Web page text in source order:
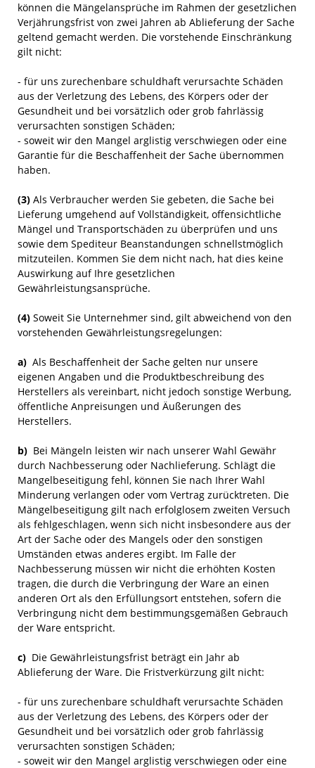
können die Mängelansprüche im Rahmen der gesetzlichen
Verjährungsfrist von zwei Jahren ab Ablieferung der Sache
geltend gemacht werden. Die vorstehende Einschränkung
gilt nicht:
- für uns zurechenbare schuldhaft verursachte Schäden
aus der Verletzung des Lebens, des Körpers oder der
Gesundheit und bei vorsätzlich oder grob fahrlässig
verursachten sonstigen Schäden;
- soweit wir den Mangel arglistig verschwiegen oder eine
Garantie für die Beschaffenheit der Sache übernommen
haben.
(3) Als Verbraucher werden Sie gebeten, die Sache bei
Lieferung umgehend auf Vollständigkeit, offensichtliche
Mängel und Transportschäden zu überprüfen und uns
sowie dem Spediteur Beanstandungen schnellstmöglich
mitzuteilen. Kommen Sie dem nicht nach, hat dies keine
Auswirkung auf Ihre gesetzlichen
Gewährleistungsansprüche.
(4) Soweit Sie Unternehmer sind, gilt abweichend von den
vorstehenden Gewährleistungsregelungen:
a) Als Beschaffenheit der Sache gelten nur unsere
eigenen Angaben und die Produktbeschreibung des
Herstellers als vereinbart, nicht jedoch sonstige Werbung,
öffentliche Anpreisungen und Äußerungen des
Herstellers.
b) Bei Mängeln leisten wir nach unserer Wahl Gewähr
durch Nachbesserung oder Nachlieferung. Schlägt die
Mangelbeseitigung fehl, können Sie nach Ihrer Wahl
Minderung verlangen oder vom Vertrag zurücktreten. Die
Mängelbeseitigung gilt nach erfolglosem zweiten Versuch
als fehlgeschlagen, wenn sich nicht insbesondere aus der
Art der Sache oder des Mangels oder den sonstigen
Umständen etwas anderes ergibt. Im Falle der
Nachbesserung müssen wir nicht die erhöhten Kosten
tragen, die durch die Verbringung der Ware an einen
anderen Ort als den Erfüllungsort entstehen, sofern die
Verbringung nicht dem bestimmungsgemäßen Gebrauch
der Ware entspricht.
c) Die Gewährleistungsfrist beträgt ein Jahr ab
Ablieferung der Ware. Die Fristverkürzung gilt nicht:
- für uns zurechenbare schuldhaft verursachte Schäden
aus der Verletzung des Lebens, des Körpers oder der
Gesundheit und bei vorsätzlich oder grob fahrlässig
verursachten sonstigen Schäden;
- soweit wir den Mangel arglistig verschwiegen oder eine